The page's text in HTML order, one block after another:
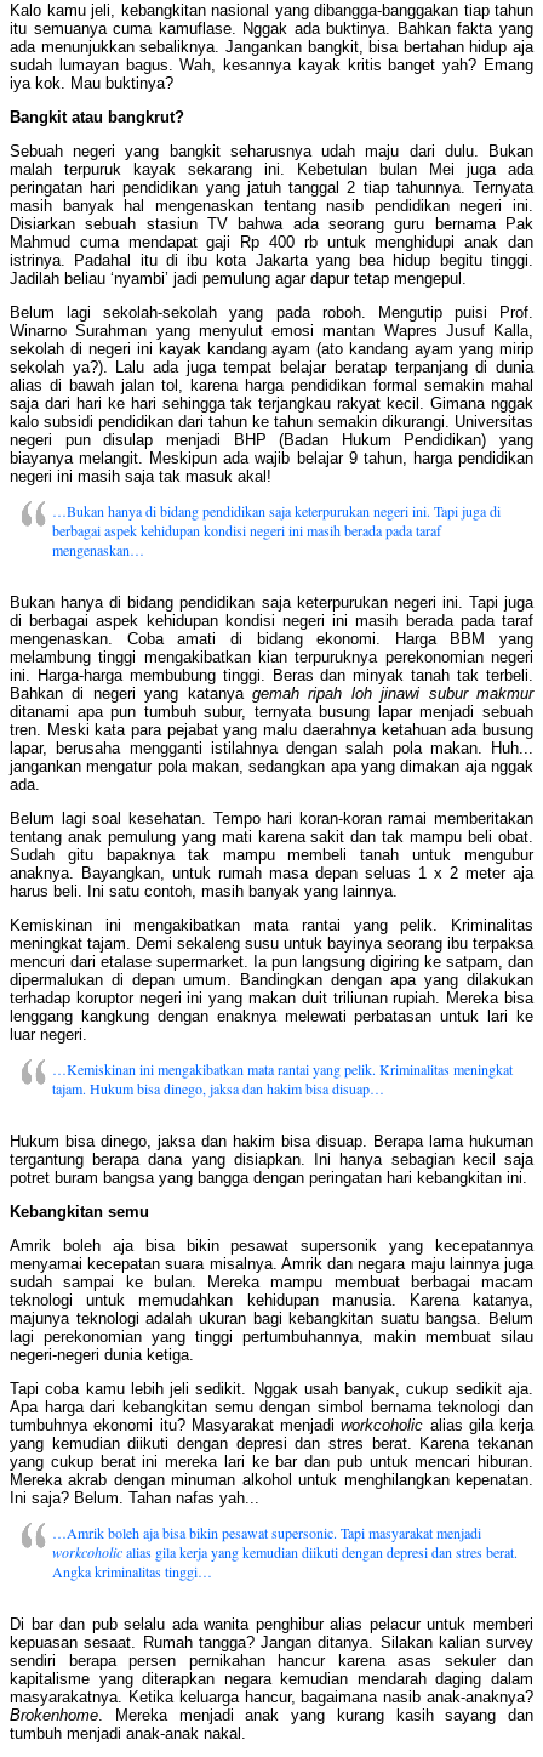
Kalo kamu jeli, kebangkitan nasional yang dibangga-banggakan tiap tahun
itu semuanya cuma kamuflase. Nggak ada buktinya. Bahkan fakta yang
ada menunjukkan sebaliknya. Jangankan bangkit, bisa bertahan hidup aja
sudah lumayan bagus. Wah, kesannya kayak kritis banget yah? Emang
iya kok. Mau buktinya?
Bangkit atau bangkrut?
Sebuah negeri yang bangkit seharusnya udah maju dari dulu. Bukan
malah terpuruk kayak sekarang ini. Kebetulan bulan Mei juga ada
peringatan hari pendidikan yang jatuh tanggal 2 tiap tahunnya. Ternyata
masih banyak hal mengenaskan tentang nasib pendidikan negeri ini.
Disiarkan sebuah stasiun TV bahwa ada seorang guru bernama Pak
Mahmud cuma mendapat gaji Rp 400 rb untuk menghidupi anak dan
istrinya. Padahal itu di ibu kota Jakarta yang bea hidup begitu tinggi.
Jadilah beliau ‘nyambi’ jadi pemulung agar dapur tetap mengepul.
Belum lagi sekolah-sekolah yang pada roboh. Mengutip puisi Prof.
Winarno Surahman yang menyulut emosi mantan Wapres Jusuf Kalla,
sekolah di negeri ini kayak kandang ayam (ato kandang ayam yang mirip
sekolah ya?). Lalu ada juga tempat belajar beratap terpanjang di dunia
alias di bawah jalan tol, karena harga pendidikan formal semakin mahal
saja dari hari ke hari sehingga tak terjangkau rakyat kecil. Gimana nggak
kalo subsidi pendidikan dari tahun ke tahun semakin dikurangi. Universitas
negeri pun disulap menjadi BHP (Badan Hukum Pendidikan) yang
biayanya melangit. Meskipun ada wajib belajar 9 tahun, harga pendidikan
negeri ini masih saja tak masuk akal!
…Bukan hanya di bidang pendidikan saja keterpurukan negeri ini. Tapi juga di
berbagai aspek kehidupan kondisi negeri ini masih berada pada taraf
mengenaskan…
Bukan hanya di bidang pendidikan saja keterpurukan negeri ini. Tapi juga
di berbagai aspek kehidupan kondisi negeri ini masih berada pada taraf
mengenaskan. Coba amati di bidang ekonomi. Harga BBM yang
melambung tinggi mengakibatkan kian terpuruknya perekonomian negeri
ini. Harga-harga membubung tinggi. Beras dan minyak tanah tak terbeli.
Bahkan di negeri yang katanya gemah ripah loh jinawi subur makmur
ditanami apa pun tumbuh subur, ternyata busung lapar menjadi sebuah
tren. Meski kata para pejabat yang malu daerahnya ketahuan ada busung
lapar, berusaha mengganti istilahnya dengan salah pola makan. Huh...
jangankan mengatur pola makan, sedangkan apa yang dimakan aja nggak
ada.
Belum lagi soal kesehatan. Tempo hari koran-koran ramai memberitakan
tentang anak pemulung yang mati karena sakit dan tak mampu beli obat.
Sudah gitu bapaknya tak mampu membeli tanah untuk mengubur
anaknya. Bayangkan, untuk rumah masa depan seluas 1 x 2 meter aja
harus beli. Ini satu contoh, masih banyak yang lainnya.
Kemiskinan ini mengakibatkan mata rantai yang pelik. Kriminalitas
meningkat tajam. Demi sekaleng susu untuk bayinya seorang ibu terpaksa
mencuri dari etalase supermarket. Ia pun langsung digiring ke satpam, dan
dipermalukan di depan umum. Bandingkan dengan apa yang dilakukan
terhadap koruptor negeri ini yang makan duit triliunan rupiah. Mereka bisa
lenggang kangkung dengan enaknya melewati perbatasan untuk lari ke
luar negeri.
…Kemiskinan ini mengakibatkan mata rantai yang pelik. Kriminalitas meningkat
tajam. Hukum bisa dinego, jaksa dan hakim bisa disuap…
Hukum bisa dinego, jaksa dan hakim bisa disuap. Berapa lama hukuman
tergantung berapa dana yang disiapkan. Ini hanya sebagian kecil saja
potret buram bangsa yang bangga dengan peringatan hari kebangkitan ini.
Kebangkitan semu
Amrik boleh aja bisa bikin pesawat supersonik yang kecepatannya
menyamai kecepatan suara misalnya. Amrik dan negara maju lainnya juga
sudah sampai ke bulan. Mereka mampu membuat berbagai macam
teknologi untuk memudahkan kehidupan manusia. Karena katanya,
majunya teknologi adalah ukuran bagi kebangkitan suatu bangsa. Belum
lagi perekonomian yang tinggi pertumbuhannya, makin membuat silau
negeri-negeri dunia ketiga.
Tapi coba kamu lebih jeli sedikit. Nggak usah banyak, cukup sedikit aja.
Apa harga dari kebangkitan semu dengan simbol bernama teknologi dan
tumbuhnya ekonomi itu? Masyarakat menjadiworkcoholic alias gila kerja
yang kemudian diikuti dengan depresi dan stres berat. Karena tekanan
yang cukup berat ini mereka lari ke bar dan pub untuk mencari hiburan.
Mereka akrab dengan minuman alkohol untuk menghilangkan kepenatan.
Ini saja? Belum. Tahan nafas yah...
…Amrik boleh aja bisa bikin pesawat supersonic. Tapi masyarakat menjadi
workcoholicalias gila kerja yang kemudian diikuti dengan depresi dan stres berat.
Angka kriminalitas tinggi…
Di bar dan pub selalu ada wanita penghibur alias pelacur untuk memberi
kepuasan sesaat. Rumah tangga? Jangan ditanya. Silakan kalian survey
sendiri berapa persen pernikahan hancur karena asas sekuler dan
kapitalisme yang diterapkan negara kemudian mendarah daging dalam
masyarakatnya. Ketika keluarga hancur, bagaimana nasib anak-anaknya?
Brokenhome. Mereka menjadi anak yang kurang kasih sayang dan
tumbuh menjadi anak-anak nakal.